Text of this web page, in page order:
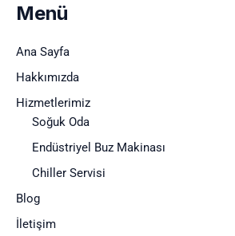
Menü
Ana Sayfa
Hakkımızda
Hizmetlerimiz
Soğuk Oda
Endüstriyel Buz Makinası
Chiller Servisi
Blog
İletişim